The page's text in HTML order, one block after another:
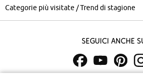
Categorie più visitate / Trend di stagione
Seguici anche